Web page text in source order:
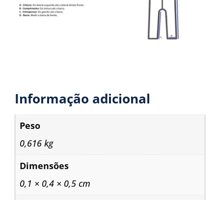
Informação adicional
Peso
0,616 kg
Dimensões
0,1 × 0,4 × 0,5 cm